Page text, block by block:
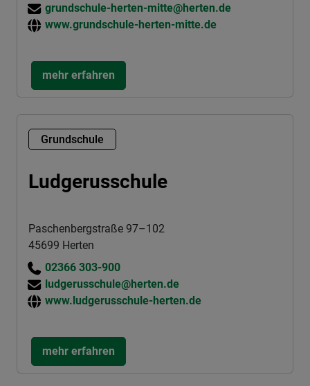
grundschule-herten-mitte@herten.de
www.grundschule-herten-mitte.de
mehr erfahren
Grundschule
Ludgerusschule
Paschenbergstraße 97–102
45699 Herten
02366 303-900
ludgerusschule@herten.de
www.ludgerusschule-herten.de
mehr erfahren